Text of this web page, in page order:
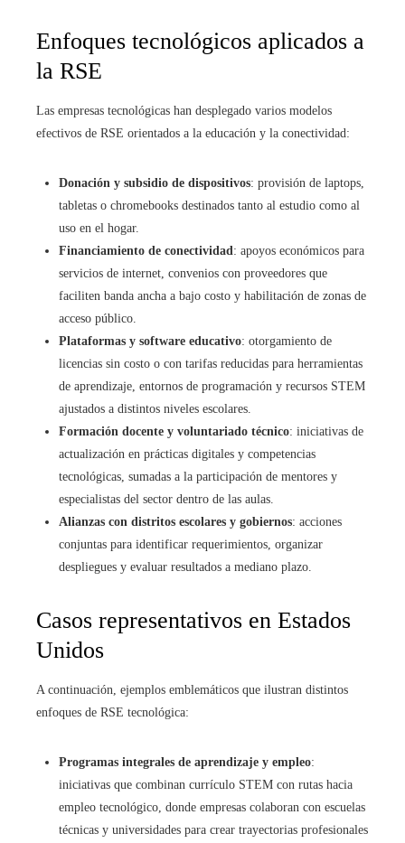
Enfoques tecnológicos aplicados a
la RSE
Las empresas tecnológicas han desplegado varios modelos
efectivos de RSE orientados a la educación y la conectividad:
Donación y subsidio de dispositivos: provisión de laptops,
tabletas o chromebooks destinados tanto al estudio como al
uso en el hogar.
Financiamiento de conectividad : apoyos económicos para
servicios de internet, convenios con proveedores que
faciliten banda ancha a bajo costo y habilitación de zonas de
acceso público.
Plataformas y software educativo: otorgamiento de
licencias sin costo o con tarifas reducidas para herramientas
de aprendizaje, entornos de programación y recursos STEM
ajustados a distintos niveles escolares.
Formación docente y voluntariado técnico: iniciativas de
actualización en prácticas digitales y competencias
tecnológicas, sumadas a la participación de mentores y
especialistas del sector dentro de las aulas.
Alianzas con distritos escolares y gobiernos: acciones
conjuntas para identificar requerimientos, organizar
despliegues y evaluar resultados a mediano plazo.
Casos representativos en Estados
Unidos
A continuación, ejemplos emblemáticos que ilustran distintos
enfoques de RSE tecnológica:
Programas integrales de aprendizaje y empleo:
iniciativas que combinan currículo STEM con rutas hacia
empleo tecnológico, donde empresas colaboran con escuelas
técnicas y universidades para crear trayectorias profesionales